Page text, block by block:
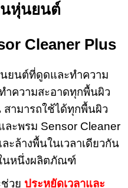
นหุ่นยนต์
Cleaner Plus
ยนต์ที่ดูดและทำความ
ำความสะอาดทุกพื้นผิว
สามารถใช้ได้ทุกพื้นผิว
ละพรม Sensor Cleaner
ะล้างพื้นในเวลาเดียวกัน
นหนึ่งผลิตภัณฑ์
วย ประหยัดเวลาและ